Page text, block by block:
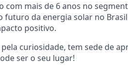
com mais de 6 anos no
da energia solar no
positivo.
pela curiosidade, tem sede de
ser o seu lugar!